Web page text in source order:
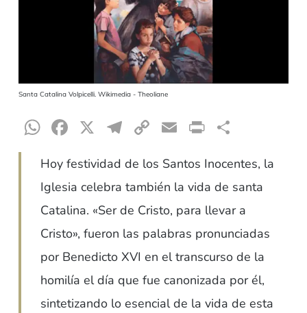
Santa Catalina Volpicelli. Wikimedia - Theoliane
WhatsApp
Facebook
X Telegram
CopyEmailPrint
Hoy festividad de los Santos Inocentes, la
Iglesia celebra también la vida de santa
Catalina. «Ser de Cristo, para llevar a
Cristo», fueron las palabras pronunciadas
por Benedicto XVI en el transcurso de la
homilía el día que fue canonizada por él,
sintetizando lo esencial de la vida de esta